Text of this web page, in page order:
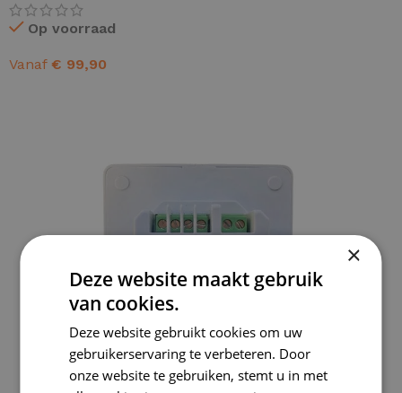
Op voorraad
Vanaf € 99,90
×
Deze website maakt gebruik
van cookies.
Deze website gebruikt cookies om uw
gebruikerservaring te verbeteren. Door
onze website te gebruiken, stemt u in met